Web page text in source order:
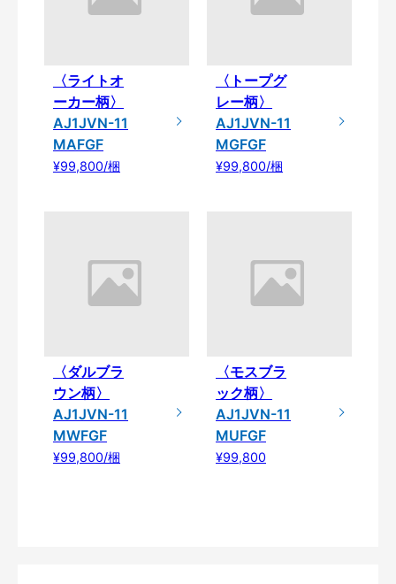
〈ライトオ
ーカー柄〉
AJ1JVN-11
MAFGF
¥99,800/梱
〈トープグ
レー柄〉
AJ1JVN-11
MGFGF
¥99,800/梱
〈ダルブラ
ウン柄〉
AJ1JVN-11
MWFGF
¥99,800/梱
〈モスブラ
ック柄〉
AJ1JVN-11
MUFGF
¥99,800